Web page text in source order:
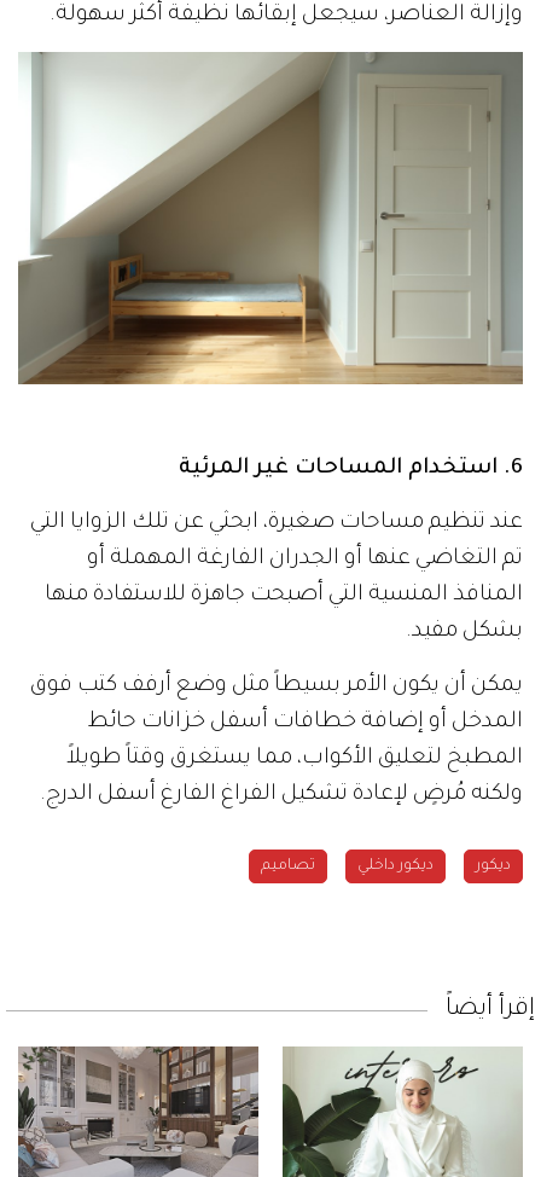
وإزالة العناصر، سيجعل إبقائها نظيفة أكثر سهولة.
6. استخدام المساحات غير المرئية
عند تنظيم مساحات صغيرة، ابحثي عن تلك الزوايا التي
تم التغاضي عنها أو الجدران الفارغة المهملة أو
المنافذ المنسية التي أصبحت جاهزة للاستفادة منها
بشكل مفيد.
يمكن أن يكون الأمر بسيطاً مثل وضع أرفف كتب فوق
المدخل أو إضافة خطافات أسفل خزانات حائط
المطبخ لتعليق الأكواب، مما يستغرق وقتاً طويلاً
ولكنه مُرضٍ لإعادة تشكيل الفراغ الفارغ أسفل الدرج.
ديكور ديكور داخلي تصاميم
إقرأ أيضاً